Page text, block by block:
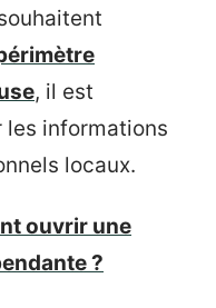
, il est
les informations
locaux.
ouvrir une
?